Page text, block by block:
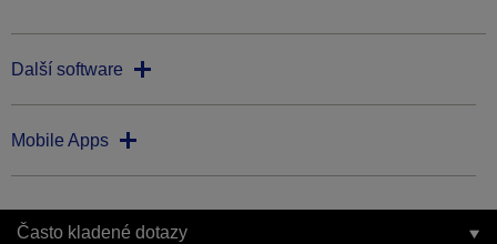
Další software
Mobile Apps
Často kladené dotazy